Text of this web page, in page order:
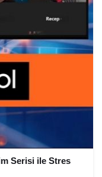
Serisi ile Stres